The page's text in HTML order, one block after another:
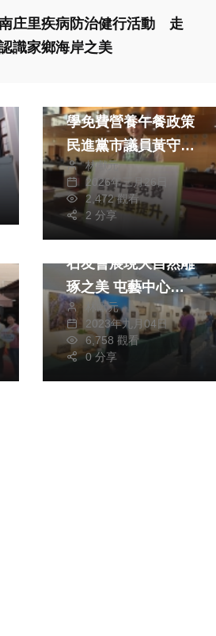
庄里疾病防治健行活動 走
識家鄉海岸之美
學免費營養午餐政策
民進黨市議員黃守達
要求教育局正視目前
營養午餐供餐品質與
供餐型態，朝提高公
辦公營比例的方向前
進，讓學童們有更穩
定、更好吃的營養午
餐
林獻元
2026年三月26日
2,472 觀看
2 分享
藝文
美石天成 鬼斧神工
石友會展現大自然雕
琢之美 屯藝中心邀
您共賞
林獻元
2023年九月04日
6,758 觀看
0 分享